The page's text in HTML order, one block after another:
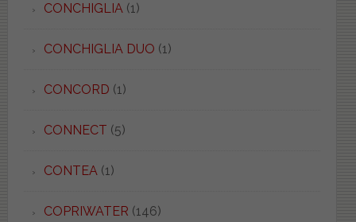
CONCHIGLIA(1)
CONCHIGLIA DUO (1)
CONCORD (1)
CONNECT (5)
CONTEA(1)
COPRIWATER (146)